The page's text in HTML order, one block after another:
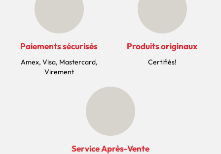
Paiements sécurisés
Amex, Visa, Mastercard,
Virement
Produits originaux
Certifiés!
Service Après-Vente